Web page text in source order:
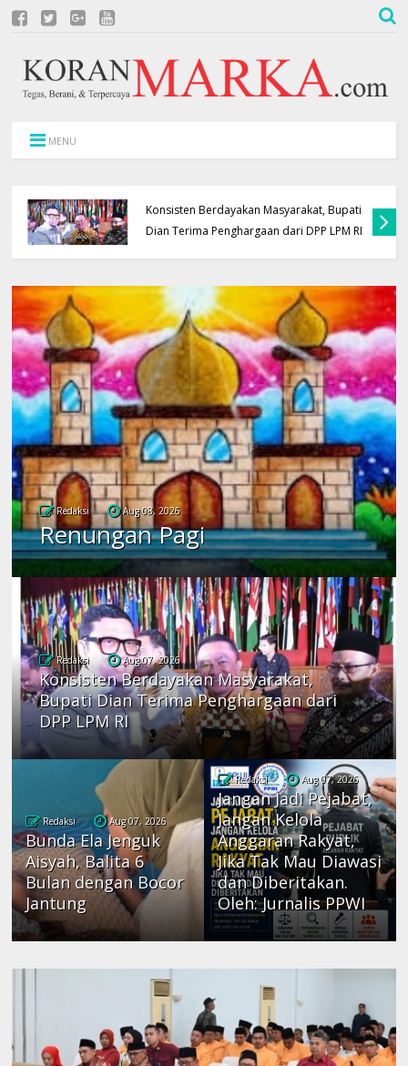
MENU
Konsisten Berdayakan Masyarakat, Bupati
Dian Terima Penghargaan dari DPP LPM RI
Redaksi Aug 08, 2026
Renungan Pagi
Redaksi Aug 07, 2026
Konsisten Berdayakan Masyarakat,
Bupati Dian Terima Penghargaan dari
DPP LPM RI
Redaksi Aug 07, 2026
Bunda Ela Jenguk
Aisyah, Balita 6
Bulan dengan Bocor
Jantung
Redaksi Aug 07, 2026
Jangan Jadi Pejabat,
Jangan Kelola
Anggaran Rakyat,
Jika Tak Mau Diawasi
dan Diberitakan.
Oleh: Jurnalis PPWI